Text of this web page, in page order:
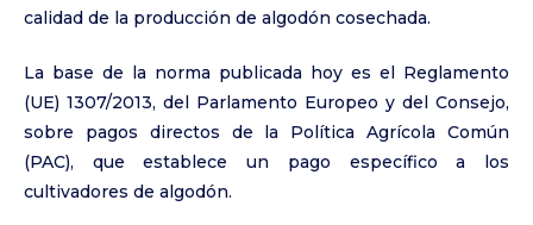
calidad de la producción de algodón cosechada.
La base de la norma publicada hoy es el Reglamento
(UE) 1307/2013, del Parlamento Europeo y del Consejo,
sobre pagos directos de la Política Agrícola Común
(PAC), que establece un pago específico a los
cultivadores de algodón.